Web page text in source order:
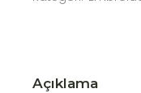
Açıklama